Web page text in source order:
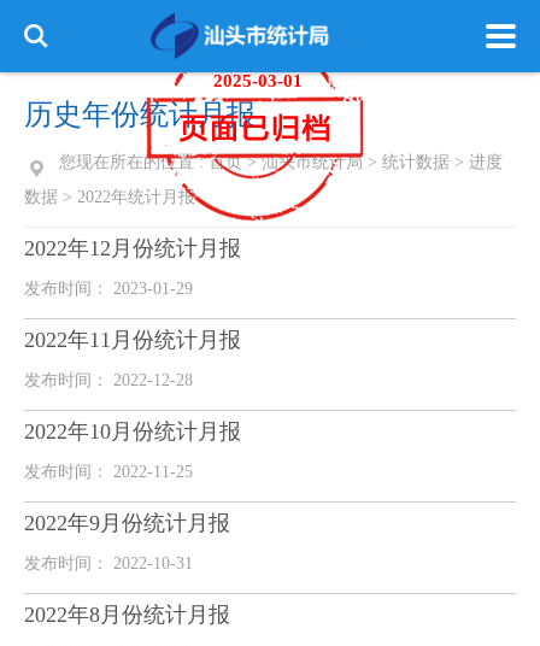
2025-03-01
历史年份统计月报
您现在所在的位置 :首页>汕头市统计局 > 统计数据 > 进度
数据 > 2022年统计月报
2022年12月份统计月报
发布时间： 2023-01-29
2022年11月份统计月报
发布时间： 2022-12-28
2022年10月份统计月报
发布时间： 2022-11-25
2022年9月份统计月报
发布时间： 2022-10-31
2022年8月份统计月报